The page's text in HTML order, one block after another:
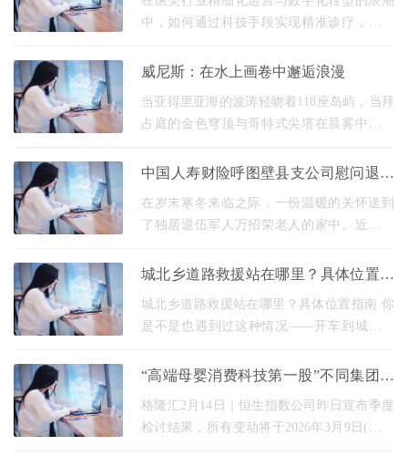
中，如何通过科技手段实现精准诊疗，同时
业关注的核心命题。DJM里现，作为具备医
威尼斯：在水上画卷中邂逅浪漫
当亚得里亚海的波涛轻吻着118座岛屿，当拜
占庭的金色穹顶与哥特式尖塔在晨雾中若隐
城，以“因水而生，因水而美”的姿态，向世界
中国人寿财险呼图壁县支公司慰问退役
军人
在岁末寒冬来临之际，一份温暖的关怀送到
了独居退伍军人万招荣老人的家中。近期，
公司(以下简称“中国人寿财险呼图壁县支公
城北乡道路救援站在哪里？具体位置指
南
城北乡道路救援站在哪里？具体位置指南 你
是不是也遇到过这种情况——开车到城北乡
出七八个模糊结果？别急，今天咱们就把这
“高端母婴消费科技第一股”不同集团获
纳入香港恒生综合指数
格隆汇2月14日｜恒生指数公司昨日宣布季度
检讨结果，所有变动将于2026年3月9日(星期